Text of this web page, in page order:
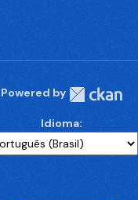
Powered by
Idioma